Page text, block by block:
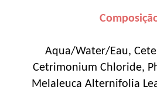
Aqua/Water/Eau,
Cetrimonium Chloride,
Melaleuca Alternifolia